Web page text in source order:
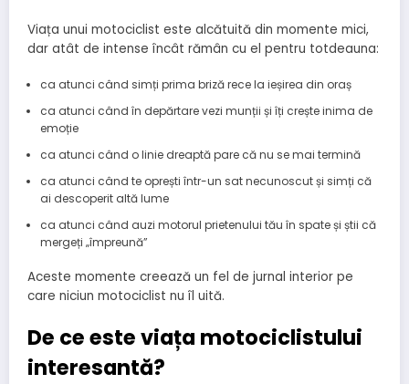
Viața unui motociclist este alcătuită din momente mici,
dar atât de intense încât rămân cu el pentru totdeauna:
ca atunci când simți prima briză rece la ieșirea din oraș
ca atunci când în depărtare vezi munții și îți crește inima de
emoție
ca atunci când o linie dreaptă pare că nu se mai termină
ca atunci când te oprești într-un sat necunoscut și simți că
ai descoperit altă lume
ca atunci când auzi motorul prietenului tău în spate și știi că
mergeți „împreună”
Aceste momente creează un fel de jurnal interior pe
care niciun motociclist nu îl uită.
De ce este viața motociclistului
interesantă?